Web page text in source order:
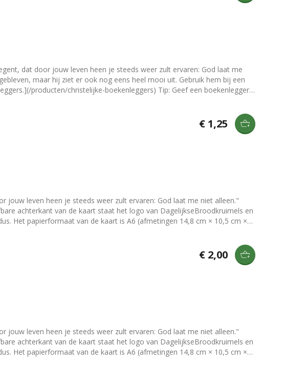
dat door jouw leven heen je steeds weer zult ervaren: God laat me
maar hij ziet er ook nog eens heel mooi uit. Gebruik hem bij een
producten/christelijke-boekenleggers) Tip: Geef een boekenlegger
€ 1,25
jouw leven heen je steeds weer zult ervaren: God laat me niet alleen."
×
puntklep is voorzien van een gegomde strip die nat gemaakt moet
kopen om kaarten mee neer te zetten of op te hangen? Bekijk dan onze
€ 2,00
jouw leven heen je steeds weer zult ervaren: God laat me niet alleen."
×
puntklep is voorzien van een gegomde strip die nat gemaakt moet